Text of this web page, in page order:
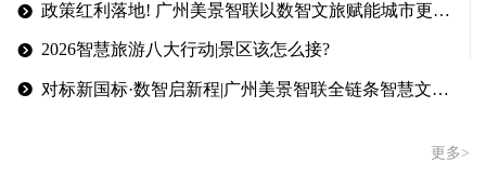
뀹 政策红利落地! 广州美景智联以数智文旅赋能城市更新存量焕新!
뀹 2026智慧旅游八大行动|景区该怎么接?
뀹 对标新国标·数智启新程|广州美景智联全链条智慧文旅解决方案
更多>